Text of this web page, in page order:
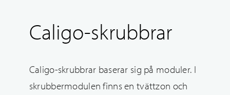
Caligo-skrubbrar
Caligo-skrubbrar baserar sig på moduler. I
skrubbermodulen finns en tvättzon och